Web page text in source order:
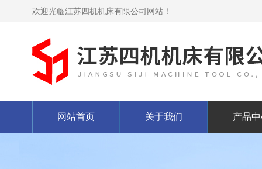
欢迎光临江苏四机机床有限公司网站！
网站首页 关于我们 产品